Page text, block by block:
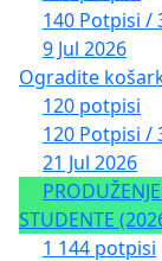
140 Potpisi /
9 Jul 2026
Ogradite
120 potpisi
120 Potpisi /
21 Jul 2026
STUDENTE
1 144 potpisi